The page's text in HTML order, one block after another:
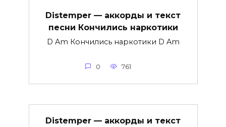
Distemper — аккорды и текст
песни Кончились наркотики
D Am Кончились наркотики D Am
0 761
Distemper — аккорды и текст